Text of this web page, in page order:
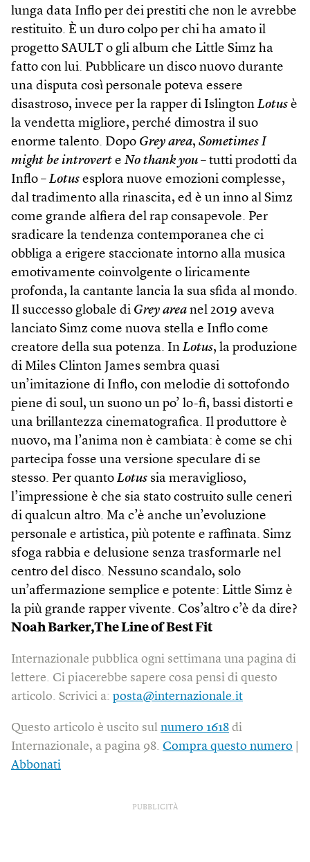
lunga data Inflo per dei prestiti che non le avrebbe
restituito. È un duro colpo per chi ha amato il
progetto SAULT o gli album che Little Simz ha
fatto con lui. Pubblicare un disco nuovo durante
una disputa così personale poteva essere
disastroso, invece per la rapper di Islington Lotus è
la vendetta migliore, perché dimostra il suo
enorme talento. Dopo Grey area, Sometimes I
might be introvert e No thank you – tutti prodotti da
Inflo – Lotus esplora nuove emozioni complesse,
dal tradimento alla rinascita, ed è un inno al Simz
come grande alfiera del rap consapevole. Per
sradicare la tendenza contemporanea che ci
obbliga a erigere staccionate intorno alla musica
emotivamente coinvolgente o liricamente
profonda, la cantante lancia la sua sfida al mondo.
Il successo globale di Grey area nel 2019 aveva
lanciato Simz come nuova stella e Inflo come
creatore della sua potenza. In Lotus, la produzione
di Miles Clinton James sembra quasi
un’imitazione di Inflo, con melodie di sottofondo
piene di soul, un suono un po’ lo-fi, bassi distorti e
una brillantezza cinematografica. Il produttore è
nuovo, ma l’anima non è cambiata: è come se chi
partecipa fosse una versione speculare di se
stesso. Per quanto Lotus sia meraviglioso,
l’impressione è che sia stato costruito sulle ceneri
di qualcun altro. Ma c’è anche un’evoluzione
personale e artistica, più potente e raffinata. Simz
sfoga rabbia e delusione senza trasformarle nel
centro del disco. Nessuno scandalo, solo
un’affermazione semplice e potente: Little Simz è
la più grande rapper vivente. Cos’altro c’è da dire?
Noah Barker,The Line of Best Fit
Internazionale pubblica ogni settimana una pagina di
lettere. Ci piacerebbe sapere cosa pensi di questo
articolo. Scrivici a: posta@internazionale.it
Questo articolo è uscito sul numero 1618 di
Internazionale, a pagina 98. Compra questo numero
Abbonati
PUBBLICITÀ